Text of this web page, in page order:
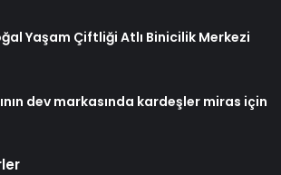
Yaşam Çiftliği Atlı Binicilik Merkezi
dev markasında kardeşler miras için